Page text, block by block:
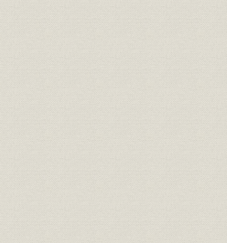
ニューヨーク11日
速報順調
2機目突入
血の気が引いた
ツキも変わる
ニューヨーク支局
ワシントン
NC
「次は多面展開だ」
海外部長宅
ロンドン
ブレア会見に誘い